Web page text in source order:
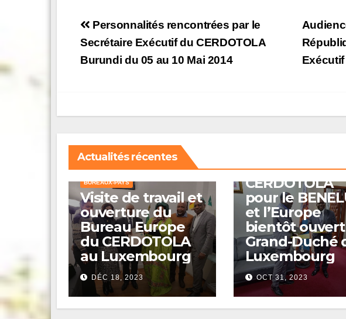
Post
navigation
Exécutif
Personnalités rencontrées par le
Secrétaire Exécutif du CERDOTOLA
Burundi du 05 au 10 Mai 2014
Actualités récentes
BUREAUX-PAYS
Visite de travail et
ouverture du
Bureau Europe
du CERDOTOLA
au Luxembourg
DÉC 18, 2023
liaison du
CERDOTOLA
pour le
et l’Europe
bientôt
Grand-Duché
Luxembourg
OCT 31, 2023